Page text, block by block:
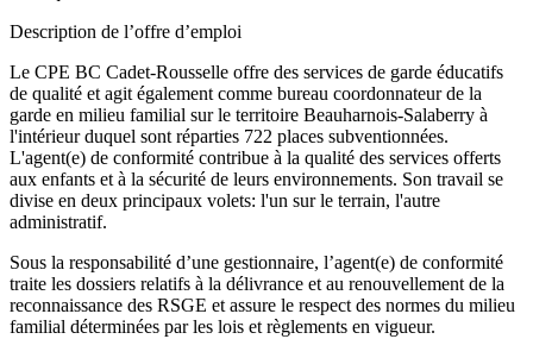
Description de l’offre d’emploi
Le CPE BC Cadet-Rousselle offre des services de garde éducatifs
de qualité et agit également comme bureau coordonnateur de la
garde en milieu familial sur le territoire Beauharnois-Salaberry à
l'intérieur duquel sont réparties 722 places subventionnées.
L'agent(e) de conformité contribue à la qualité des services offerts
aux enfants et à la sécurité de leurs environnements. Son travail se
divise en deux principaux volets: l'un sur le terrain, l'autre
administratif.
Sous la responsabilité d’une gestionnaire, l’agent(e) de conformité
traite les dossiers relatifs à la délivrance et au renouvellement de la
reconnaissance des RSGE et assure le respect des normes du milieu
familial déterminées par les lois et règlements en vigueur.